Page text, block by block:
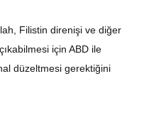
Filistin direnişi ve diğer
için ABD ile
düzeltmesi gerektiğini